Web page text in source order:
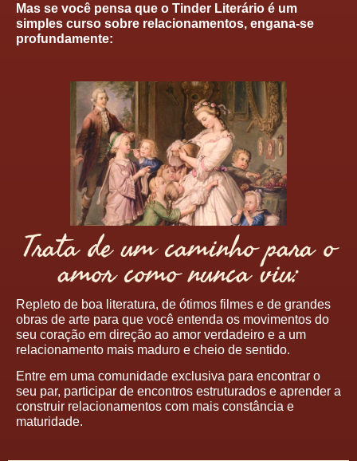
Mas se você pensa que o Tinder Literário é um
simples curso sobre relacionamentos, engana-se
profundamente:
Trata de um caminho para o
amor como nunca viu:
Repleto de boa literatura, de ótimos filmes e de grandes
obras de arte para que você entenda os movimentos do
seu coração em direção ao amor verdadeiro e a um
relacionamento mais maduro e cheio de sentido.
Entre em uma comunidade exclusiva para encontrar o
seu par, participar de encontros estruturados e aprender a
construir relacionamentos com mais constância e
maturidade.